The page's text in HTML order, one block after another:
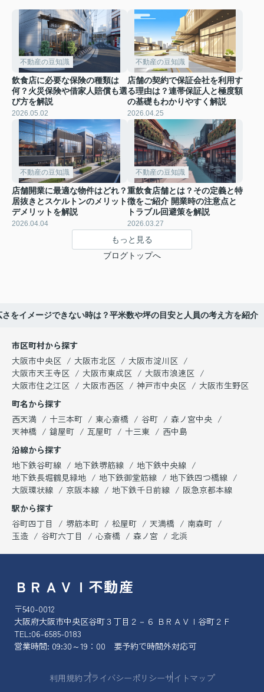
不動産の豆知識
飲食店に必要な保険の種類は
何？火災保険や借家人賠償も選
び方を解説
2026.05.02
不動産の豆知識
店舗の契約で保証会社を利用す
る理由は？連帯保証人と極度額
の基礎もわかりやすく解説
2026.04.25
不動産の豆知識
店舗開業に最適な物件はどれ？
居抜きとスケルトンのメリット
デメリットを解説
2026.04.04
不動産の豆知識
重飲食店舗とは？その定義と特
徴をご紹介 開業時の注意点と
トラブル回避策を解説
2026.03.27
もっと見る
ブログトップへ
さをイメージできない時は？平米数や坪の目安と人員の考え方を紹介
市区町村から探す
大阪市中央区
大阪市北区
大阪市淀川区
大阪市天王寺区
大阪市東成区
大阪市浪速区
大阪市住之江区
大阪市西区 神戸市中央区
大阪市生野区
町名から探す
西天満
十三本町 東心斎橋 谷町
森ノ宮中央
天神橋
鎗屋町 瓦屋町 十三東
西中島
沿線から探す
地下鉄谷町線
地下鉄堺筋線
地下鉄中央線
地下鉄長堀鶴見緑地
地下鉄御堂筋線
地下鉄四つ橋線
大阪環状線
京阪本線 地下鉄千日前線
阪急京都本線
駅から探す
谷町四丁目
堺筋本町 松屋町 天満橋
南森町
玉造
谷町六丁目 心斎橋 森ノ宮 北浜
ＢＲＡＶＩ不動産
〒540-0012
大阪府大阪市中央区谷町３丁目２－６ ＢＲＡＶＩ谷町２Ｆ
TEL:06-6585-0183
営業時間: 09:30～19：00 要予約で時間外対応可
利用規約プライバシーポリシーサイトマップ